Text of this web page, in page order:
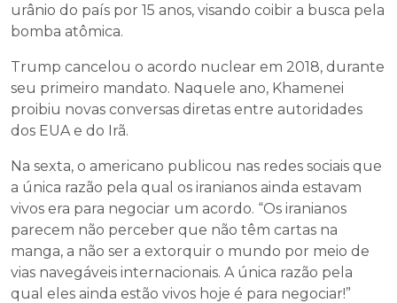
urânio do país por 15 anos, visando coibir a busca pela
bomba atômica.
Trump cancelou o acordo nuclear em 2018, durante
seu primeiro mandato. Naquele ano, Khamenei
proibiu novas conversas diretas entre autoridades
dos EUA e do Irã.
Na sexta, o americano publicou nas redes sociais que
a única razão pela qual os iranianos ainda estavam
vivos era para negociar um acordo. “Os iranianos
parecem não perceber que não têm cartas na
manga, a não ser a extorquir o mundo por meio de
vias navegáveis internacionais. A única razão pela
qual eles ainda estão vivos hoje é para negociar!”